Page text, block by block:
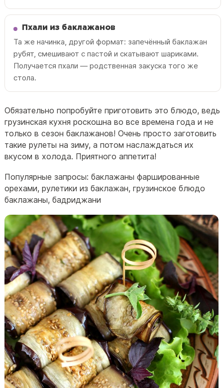
Пхали из баклажанов
Та же начинка, другой формат: запечённый баклажан
рубят, смешивают с пастой и скатывают шариками.
Получается пхали — родственная закуска того же
стола.
Обязательно попробуйте приготовить это блюдо, ведь
грузинская кухня роскошна во все времена года и не
только в сезон баклажанов! Очень просто заготовить
такие рулеты на зиму, а потом наслаждаться их
вкусом в холода. Приятного аппетита!
Популярные запросы: баклажаны фаршированные
орехами, рулетики из баклажан, грузинское блюдо
баклажаны, бадриджани